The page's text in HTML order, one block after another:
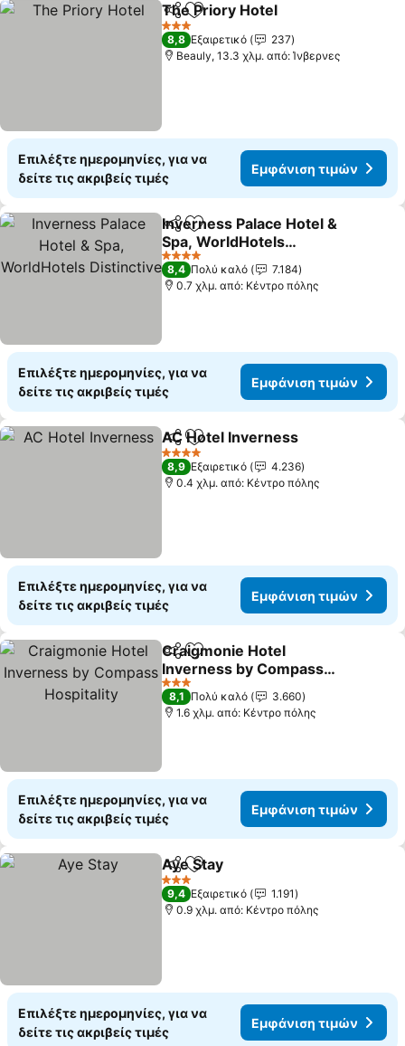
Κοινοποίηση
Προσθήκη στα αγαπημένα
The Priory Hotel
3 Αστέρια
8,8 Εξαιρετικό
237
Beauly, 13.3 χλμ. από: Ίνβερνες
Επιλέξτε ημερομηνίες, για να
δείτε τις ακριβείς τιμές
Εμφάνιση τιμών
Κοινοποίηση
Προσθήκη στα αγαπημένα
Inverness Palace Hotel &
Spa, WorldHotels
Distinctive
4 Αστέρια
8,4 Πολύ καλό
7.184
0.7 χλμ. από: Κέντρο πόλης
Επιλέξτε ημερομηνίες, για να
δείτε τις ακριβείς τιμές
Εμφάνιση τιμών
Κοινοποίηση
Προσθήκη στα αγαπημένα
AC Hotel Inverness
4 Αστέρια
8,9 Εξαιρετικό
4.236
0.4 χλμ. από: Κέντρο πόλης
Επιλέξτε ημερομηνίες, για να
δείτε τις ακριβείς τιμές
Εμφάνιση τιμών
Κοινοποίηση
Προσθήκη στα αγαπημένα
Craigmonie Hotel
Inverness by Compass
Hospitality
3 Αστέρια
8,1 Πολύ καλό
3.660
1.6 χλμ. από: Κέντρο πόλης
Επιλέξτε ημερομηνίες, για να
δείτε τις ακριβείς τιμές
Εμφάνιση τιμών
Κοινοποίηση
Προσθήκη στα αγαπημένα
Aye Stay
3 Αστέρια
9,4 Εξαιρετικό
1.191
0.9 χλμ. από: Κέντρο πόλης
Επιλέξτε ημερομηνίες, για να
δείτε τις ακριβείς τιμές
Εμφάνιση τιμών